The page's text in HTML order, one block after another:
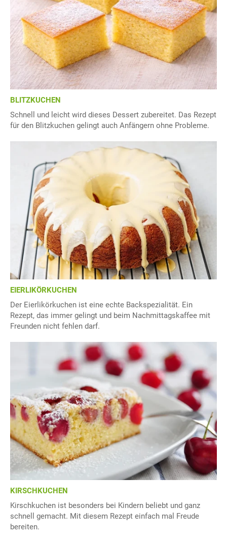
BLITZKUCHEN
Schnell und leicht wird dieses Dessert zubereitet. Das Rezept
für den Blitzkuchen gelingt auch Anfängern ohne Probleme.
EIERLIKÖRKUCHEN
Der Eierlikörkuchen ist eine echte Backspezialität. Ein
Rezept, das immer gelingt und beim Nachmittagskaffee mit
Freunden nicht fehlen darf.
KIRSCHKUCHEN
Kirschkuchen ist besonders bei Kindern beliebt und ganz
schnell gemacht. Mit diesem Rezept einfach mal Freude
bereiten.